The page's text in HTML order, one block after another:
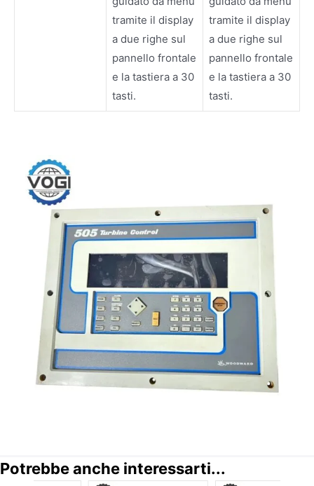
tramite il display
a due righe sul
pannello frontale
e la tastiera a 30
tasti.
tramite il display
a due righe sul
pannello frontale
e la tastiera a 30
tasti.
Potrebbe anche interessarti...